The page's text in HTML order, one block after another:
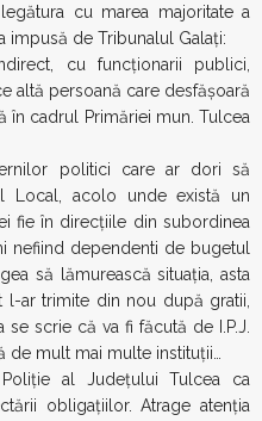
cu marea majoritate a
impusă de Tribunalul Galaţi:
cu funcţionarii publici,
altă persoană care desfăşoară
în cadrul Primăriei mun. Tulcea
politici care ar dori să
Local, acolo unde există un
fie în direcţiile din subordinea
nefiind dependenti de bugetul
să lămurească situaţia, asta
l-ar trimite din nou după gratii,
scrie că va fi făcută de I.P.J.
mult mai multe instituţii…
Poliţie al Judeţului Tulcea ca
obligaţiilor. Atrage atenţia